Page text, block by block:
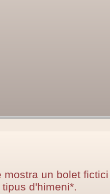
mostra un bolet
d'himeni*.